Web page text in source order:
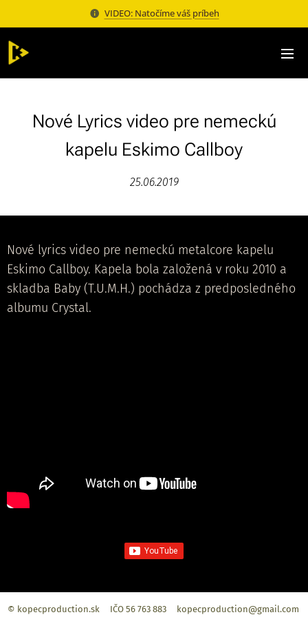
VIDEO: Natočíme váš príbeh
Nové Lyrics video pre nemeckú
kapelu Eskimo Callboy
25.06.2019
Nové lyrics video pre nemeckú metalcore kapelu
Eskimo Callboy. Kapela bola založená v roku 2010 a
skladba Baby (T.U.M.H.) pochádza z predposledného
albumu Crystal.
© kopecproduction.sk IČO 56 763 883 kopecproduction@gmail.com